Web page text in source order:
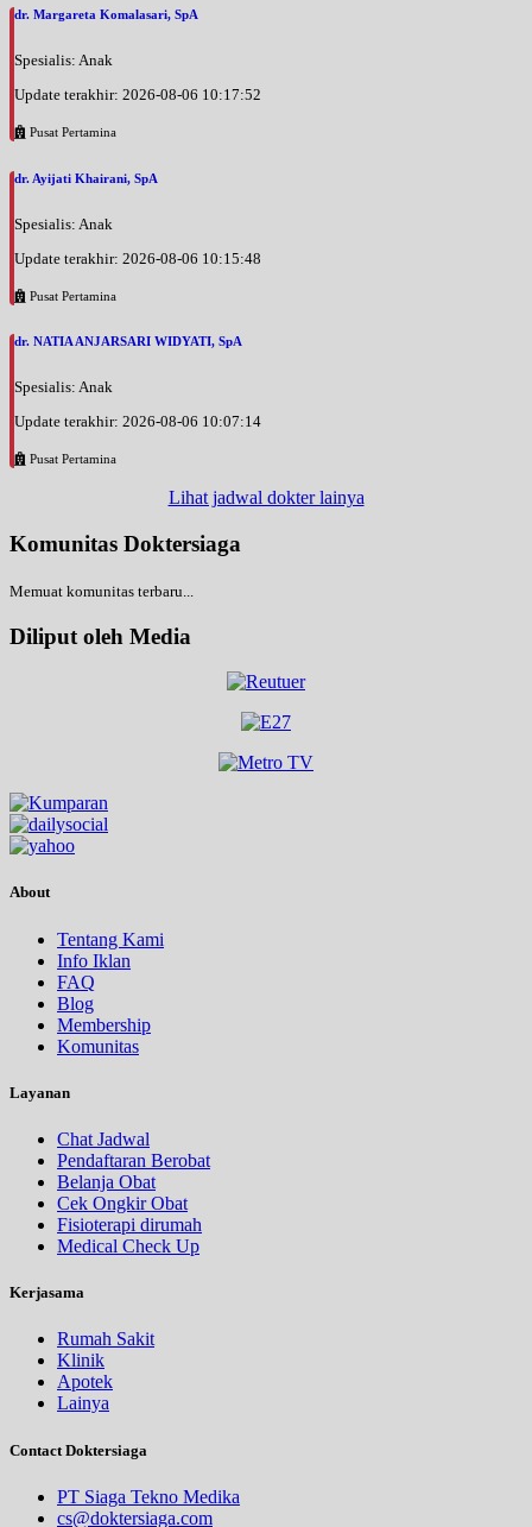
dr. Margareta Komalasari, SpA
Spesialis: Anak
Update terakhir: 2026-08-06 10:17:52
Pusat Pertamina
dr. Ayijati Khairani, SpA
Spesialis: Anak
Update terakhir: 2026-08-06 10:15:48
Pusat Pertamina
dr. NATIA ANJARSARI WIDYATI, SpA
Spesialis: Anak
Update terakhir: 2026-08-06 10:07:14
Pusat Pertamina
Lihat jadwal dokter lainya
Komunitas Doktersiaga
Memuat komunitas terbaru...
Diliput oleh Media
About
Tentang Kami
Info Iklan
FAQ
Blog
Membership
Komunitas
Layanan
Chat Jadwal
Pendaftaran Berobat
Belanja Obat
Cek Ongkir Obat
Fisioterapi dirumah
Medical Check Up
Kerjasama
Rumah Sakit
Klinik
Apotek
Lainya
Contact Doktersiaga
PT Siaga Tekno Medika
cs@doktersiaga.com